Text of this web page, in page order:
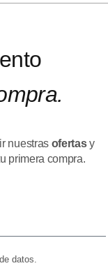
nuestras ofertasy
primera compra.
datos.